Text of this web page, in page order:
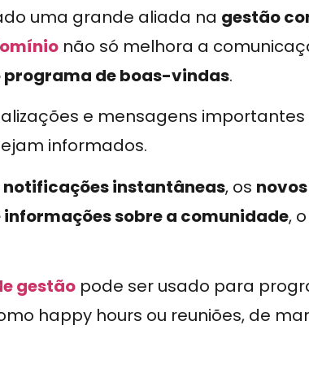
uma grande aliada na gestão
não só melhora a
de boas-vindas.
e mensagens
informados.
notificações instantâneas, os
sobre a comunidade,
gestão pode ser usado para
happy hours ou reuniões, de